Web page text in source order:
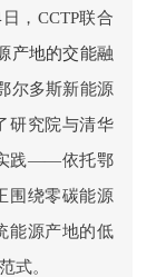
，CCTP联合
产地的交能融
尔多斯新能源
研究院与清华
践——依托鄂
围绕零碳能源
能源产地的低
式。